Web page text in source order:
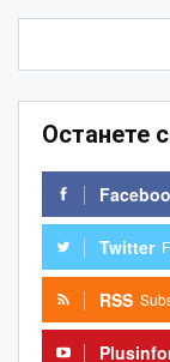
Останете
Twitter
RSS